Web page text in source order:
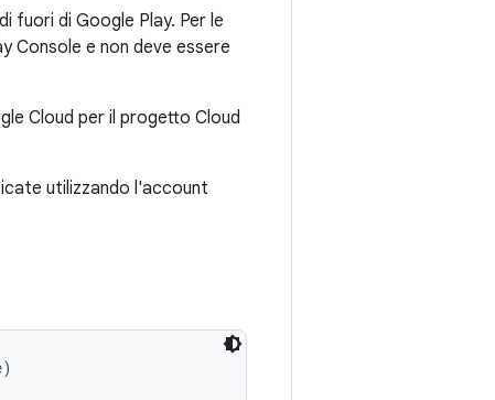
fuori di Google Play. Per le
Console e non deve essere
Cloud per il progetto Cloud
utilizzando l'account